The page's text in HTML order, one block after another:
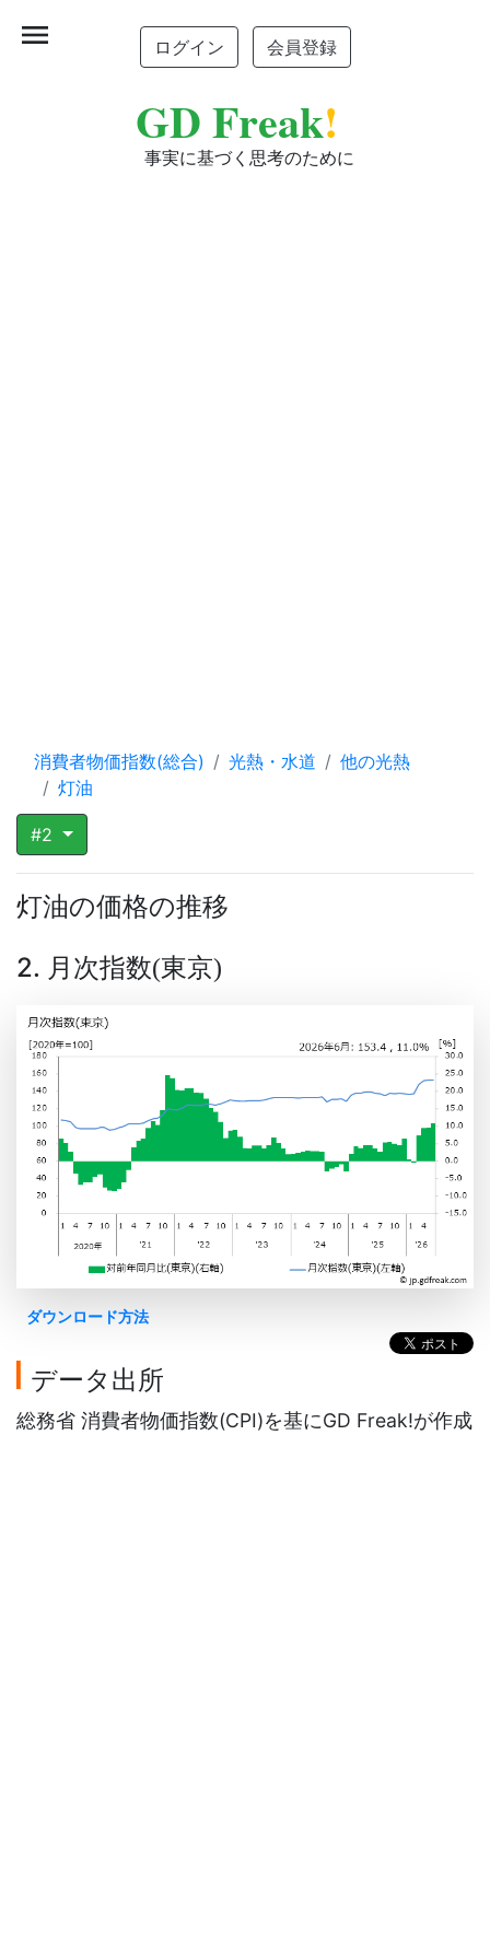
ログイン 会員登録
GD Freak!
事実に基づく思考のために
menu
消費者物価指数(総合) 光熱・水道
他の光熱
灯油
#2
灯油の価格の推移
2. 月次指数(東京)
ダウンロード方法
データ出所
総務省 消費者物価指数(CPI)を基にGD Freak!が作成